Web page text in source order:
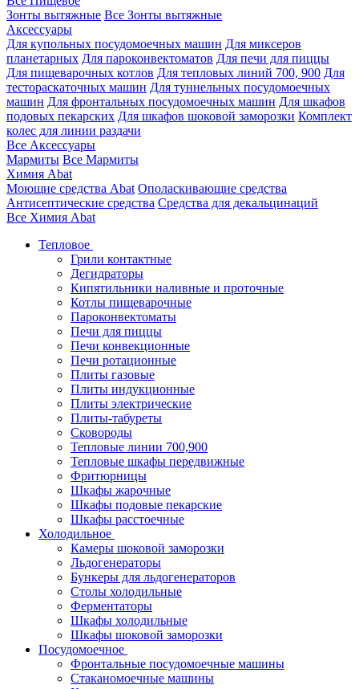
Зонты вытяжные Все Зонты вытяжные
Аксессуары
Для купольных посудомоечных машин Для миксеров
планетарных Для пароконвектоматов Для печи для пиццы
Для пищеварочных котлов Для тепловых линий 700, 900 Для
тестораскаточных машин Для туннельных посудомоечных
машин Для фронтальных посудомоечных машин Для шкафов
подовых пекарских Для шкафов шоковой заморозки Комплект
колес для линии раздачи
Все Аксессуары
Мармиты Все Мармиты
Химия Abat
Моющие средства Abat Ополаскивающие средства
Антисептические средства Средства для декальцинаций
Все Химия Abat
Тепловое
Грили контактные
Дегидраторы
Кипятильники наливные и проточные
Котлы пищеварочные
Пароконвектоматы
Печи для пиццы
Печи конвекционные
Печи ротационные
Плиты газовые
Плиты индукционные
Плиты электрические
Плиты-табуреты
Сковороды
Тепловые линии 700,900
Тепловые шкафы передвижные
Фритюрницы
Шкафы жарочные
Шкафы подовые пекарские
Шкафы расстоечные
Холодильное
Камеры шоковой заморозки
Льдогенераторы
Бункеры для льдогенераторов
Столы холодильные
Ферментаторы
Шкафы холодильные
Шкафы шоковой заморозки
Посудомоечное
Фронтальные посудомоечные машины
Стаканомоечные машины